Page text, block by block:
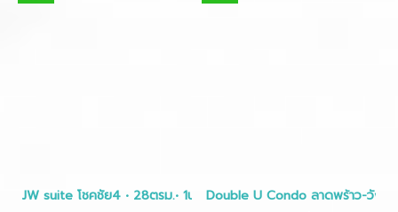
JW suite โชคชัย4 • 28ตรม.• 1นอน 1น้ำDouble U Condo ลาดพร้าว-วังหิ